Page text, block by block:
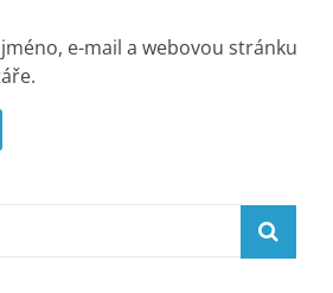
e-mail a webovou stránku